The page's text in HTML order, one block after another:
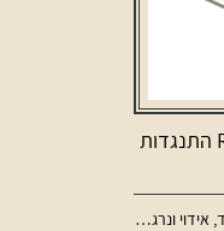
סליל סמוק RPM התנגדות
, אידוי ונרגילות